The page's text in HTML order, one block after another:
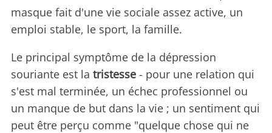
masque fait d'une vie sociale assez active, un
emploi stable, le sport, la famille.
Le principal symptôme de la dépression
souriante est la tristesse - pour une relation qui
s'est mal terminée, un échec professionnel ou
un manque de but dans la vie ; un sentiment qui
peut être perçu comme "quelque chose qui ne